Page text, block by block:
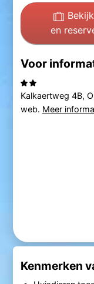
en
Voor
Kalkaertweg 4B,
web. Meer
Kenmerken